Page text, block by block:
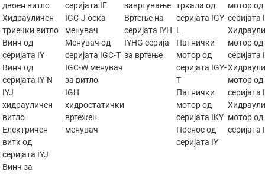
двоен витло
Хидрауличен
триечки витло
Винч од
серијата IY
Винч од
серијата IY-N
IYJ
хидрауличен
витло
Електричен
витк од
серијата IYJ
Винч за
серијата IE
IGC-J оска
менувач
Менувач од
серијата IGC-T
IGC-W менувач
за витло
IGH
хидростатички
вртежен
менувач
завртување
Вртење на
серијата IYH
IYHG серија
за вртење
тркала од
серијата IGY-
L
Патнички
мотор од
серијата IGY-
T
Патнички
мотор од
серијата IKY
Пренос од
серијата IY
мотор од
серијата
мотор од
серијата
мотор од
серијата
мотор од
серијата